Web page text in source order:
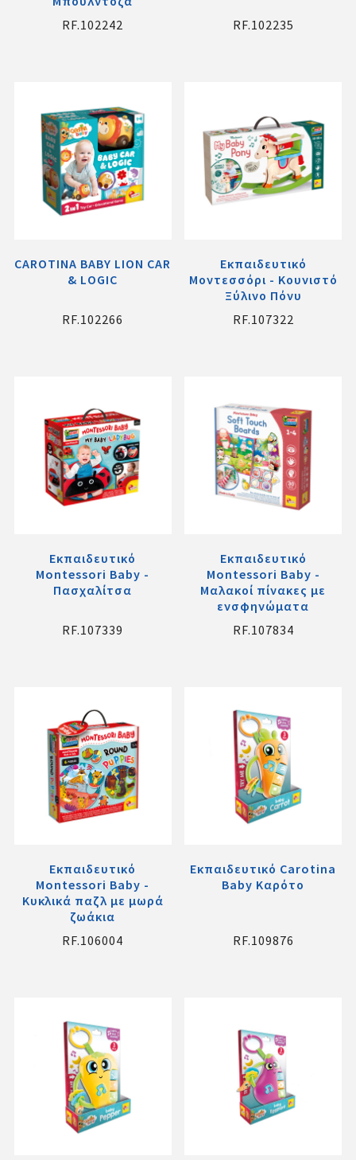
RF.102242
RF.102235
CAROTINA BABY LION CAR
& LOGIC
RF.102266
Εκπαιδευτικό
Μοντεσσόρι - Κουνιστό
Ξύλινο Πόνυ
RF.107322
Εκπαιδευτικό
Montessori Baby -
Πασχαλίτσα
RF.107339
Εκπαιδευτικό
Montessori Baby -
Μαλακοί πίνακες με
ενσφηνώματα
RF.107834
Εκπαιδευτικό
Montessori Baby -
Κυκλικά παζλ με μωρά
ζωάκια
RF.106004
Εκπαιδευτικό Carotina
Baby Καρότο
RF.109876